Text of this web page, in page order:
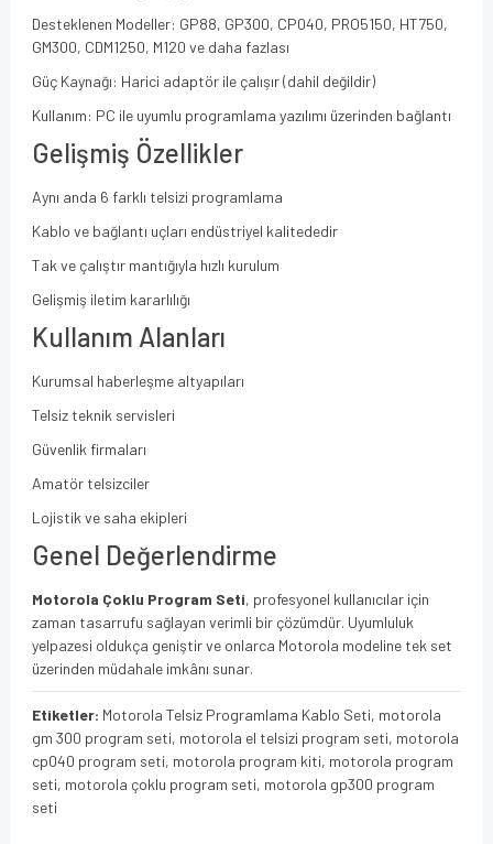
Desteklenen Modeller: GP88, GP300, CP040, PRO5150, HT750,
GM300, CDM1250, M120 ve daha fazlası
Güç Kaynağı: Harici adaptör ile çalışır (dahil değildir)
Kullanım: PC ile uyumlu programlama yazılımı üzerinden bağlantı
Gelişmiş Özellikler
Aynı anda 6 farklı telsizi programlama
Kablo ve bağlantı uçları endüstriyel kalitededir
Tak ve çalıştır mantığıyla hızlı kurulum
Gelişmiş iletim kararlılığı
Kullanım Alanları
Kurumsal haberleşme altyapıları
Telsiz teknik servisleri
Güvenlik firmaları
Amatör telsizciler
Lojistik ve saha ekipleri
Genel Değerlendirme
Motorola Çoklu Program Seti, profesyonel kullanıcılar için
zaman tasarrufu sağlayan verimli bir çözümdür. Uyumluluk
yelpazesi oldukça geniştir ve onlarca Motorola modeline tek set
üzerinden müdahale imkânı sunar.
Etiketler: Motorola Telsiz Programlama Kablo Seti, motorola
gm 300 program seti, motorola el telsizi program seti, motorola
cp040 program seti, motorola program kiti, motorola program
seti, motorola çoklu program seti, motorola gp300 program
seti